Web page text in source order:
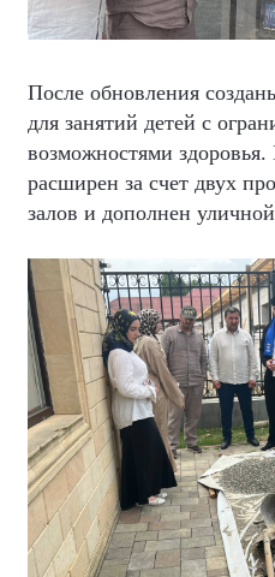
После обновления
для занятий детей с
возможностями
расширен за счет двух
залов и дополнен